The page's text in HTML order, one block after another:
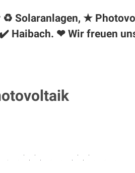
♻ Solaranlagen, ★
✔️ Haibach. ❤ Wir freuen